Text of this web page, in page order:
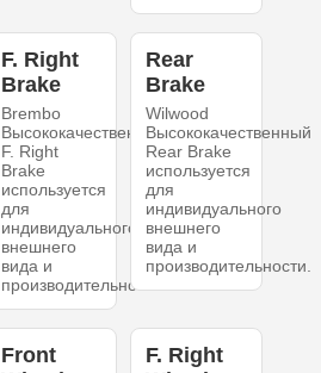
F. Right
Brake
Brembo
Высококачественный
F. Right
Brake
используется
для
индивидуального
внешнего
вида и
производительности.
Rear
Brake
Wilwood
Высококачественный
Rear Brake
используется
для
индивидуального
внешнего
вида и
производительности.
Front
F. Right